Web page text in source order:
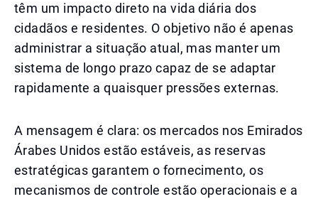
têm um impacto direto na vida diária dos
cidadãos e residentes. O objetivo não é apenas
administrar a situação atual, mas manter um
sistema de longo prazo capaz de se adaptar
rapidamente a quaisquer pressões externas.
A mensagem é clara: os mercados nos Emirados
Árabes Unidos estão estáveis, as reservas
estratégicas garantem o fornecimento, os
mecanismos de controle estão operacionais e a